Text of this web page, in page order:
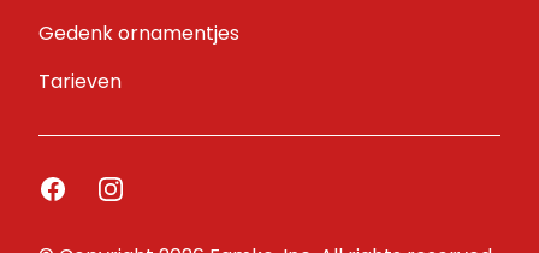
Gedenk ornamentjes
Tarieven
FacebookInstagram